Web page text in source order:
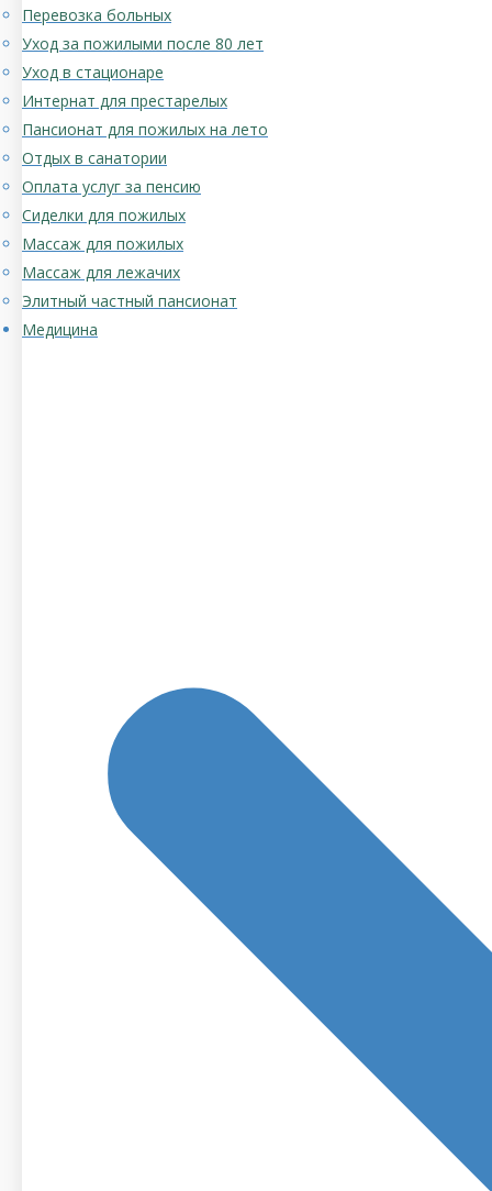
Перевозка больных
Уход за пожилыми после 80 лет
Уход в стационаре
Интернат для престарелых
Пансионат для пожилых на лето
Отдых в санатории
Оплата услуг за пенсию
Сиделки для пожилых
Массаж для пожилых
Массаж для лежачих
Элитный частный пансионат
Медицина